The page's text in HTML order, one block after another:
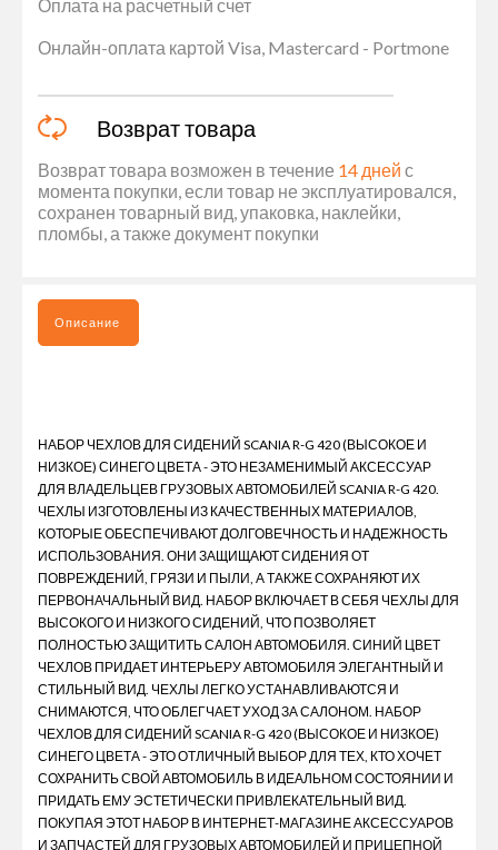
Оплата на расчетный счет
Онлайн-оплата картой Visa, Mastercard - Portmone
Возврат товара
Возврат товара возможен в течение 14 дней с
момента покупки, если товар не эксплуатировался,
сохранен товарный вид, упаковка, наклейки,
пломбы, а также документ покупки
Описание
НАБОР ЧЕХЛОВ ДЛЯ СИДЕНИЙ SCANIA R-G 420 (ВЫСОКОЕ И
НИЗКОЕ) СИНЕГО ЦВЕТА - ЭТО НЕЗАМЕНИМЫЙ АКСЕССУАР
ДЛЯ ВЛАДЕЛЬЦЕВ ГРУЗОВЫХ АВТОМОБИЛЕЙ SCANIA R-G 420.
ЧЕХЛЫ ИЗГОТОВЛЕНЫ ИЗ КАЧЕСТВЕННЫХ МАТЕРИАЛОВ,
КОТОРЫЕ ОБЕСПЕЧИВАЮТ ДОЛГОВЕЧНОСТЬ И НАДЕЖНОСТЬ
ИСПОЛЬЗОВАНИЯ. ОНИ ЗАЩИЩАЮТ СИДЕНИЯ ОТ
ПОВРЕЖДЕНИЙ, ГРЯЗИ И ПЫЛИ, А ТАКЖЕ СОХРАНЯЮТ ИХ
ПЕРВОНАЧАЛЬНЫЙ ВИД. НАБОР ВКЛЮЧАЕТ В СЕБЯ ЧЕХЛЫ ДЛЯ
ВЫСОКОГО И НИЗКОГО СИДЕНИЙ, ЧТО ПОЗВОЛЯЕТ
ПОЛНОСТЬЮ ЗАЩИТИТЬ САЛОН АВТОМОБИЛЯ. СИНИЙ ЦВЕТ
ЧЕХЛОВ ПРИДАЕТ ИНТЕРЬЕРУ АВТОМОБИЛЯ ЭЛЕГАНТНЫЙ И
СТИЛЬНЫЙ ВИД. ЧЕХЛЫ ЛЕГКО УСТАНАВЛИВАЮТСЯ И
СНИМАЮТСЯ, ЧТО ОБЛЕГЧАЕТ УХОД ЗА САЛОНОМ. НАБОР
ЧЕХЛОВ ДЛЯ СИДЕНИЙ SCANIA R-G 420 (ВЫСОКОЕ И НИЗКОЕ)
СИНЕГО ЦВЕТА - ЭТО ОТЛИЧНЫЙ ВЫБОР ДЛЯ ТЕХ, КТО ХОЧЕТ
СОХРАНИТЬ СВОЙ АВТОМОБИЛЬ В ИДЕАЛЬНОМ СОСТОЯНИИ И
ПРИДАТЬ ЕМУ ЭСТЕТИЧЕСКИ ПРИВЛЕКАТЕЛЬНЫЙ ВИД.
ПОКУПАЯ ЭТОТ НАБОР В ИНТЕРНЕТ-МАГАЗИНЕ АКСЕССУАРОВ
И ЗАПЧАСТЕЙ ДЛЯ ГРУЗОВЫХ АВТОМОБИЛЕЙ И ПРИЦЕПНОЙ